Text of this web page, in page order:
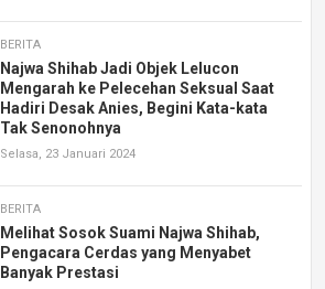
BERITA
Najwa Shihab Jadi Objek Lelucon
Mengarah ke Pelecehan Seksual Saat
Hadiri Desak Anies, Begini Kata-kata
Tak Senonohnya
Selasa, 23 Januari 2024
BERITA
Melihat Sosok Suami Najwa Shihab,
Pengacara Cerdas yang Menyabet
Banyak Prestasi